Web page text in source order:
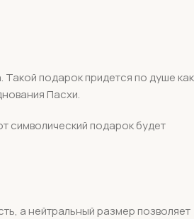
подарок придется по душе как
Пасхи.
символический подарок будет
а нейтральный размер позволяет